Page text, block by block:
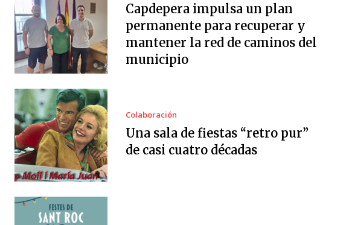
Capdepera impulsa un plan
permanente para recuperar y
mantener la red de caminos del
municipio
Colaboración
Una sala de fiestas “retro pur”
de casi cuatro décadas